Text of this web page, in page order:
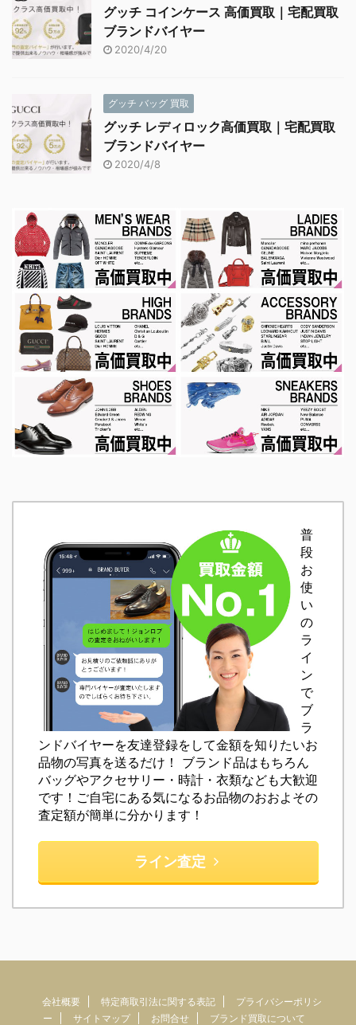
グッチ コインケース 高価買取｜宅配買取
ブランドバイヤー
2020/4/20
グッチ バッグ 買取
グッチ レディロック高価買取｜宅配買取
ブランドバイヤー
2020/4/8
普
段
お
使
い
の
ラ
イ
ン
で
ブ
ラ
ンドバイヤーを友達登録をして金額を知りたいお
品物の写真を送るだけ！ ブランド品はもちろん
バッグやアクセサリー・時計・衣類なども大歓迎
です！ご自宅にある気になるお品物のおおよその
査定額が簡単に分かります！
ライン査定
会社概要 特定商取引法に関する表記
プライバシーポリシ
ー
サイトマップ お問合せ ブランド買取について